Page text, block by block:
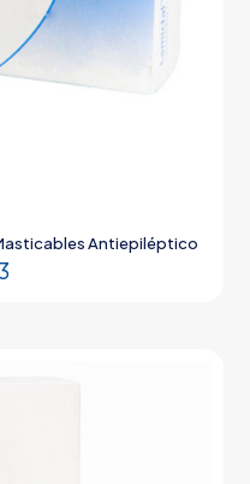
Antiepiléptico